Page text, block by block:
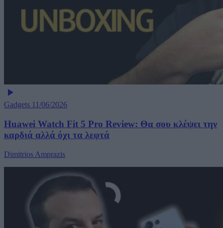
Gadgets 11/06/2026
Huawei Watch Fit 5 Pro Review: Θα σου κλέψει την
καρδιά αλλά όχι τα λεφτά
Dimitrios Amprazis